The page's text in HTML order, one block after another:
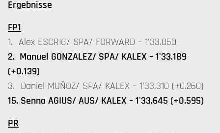
Ergebnisse
FP1
1. Alex ESCRIG/ SPA/ FORWARD – 1'33.050
2. Manuel GONZALEZ/ SPA/ KALEX – 1'33.189
(+0.139)
3. Daniel MUÑOZ/ SPA/ KALEX – 1'33.310 (+0.260)
15. Senna AGIUS/ AUS/ KALEX – 1'33.645 (+0.595)
PR